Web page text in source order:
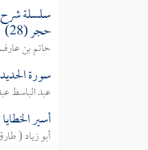
سلسلة شرح
حجر (28)
حاتم بن
سورة الحديد
عبد الباسط
أسير الخطايا
أبو زياد (